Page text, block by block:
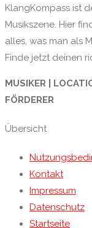
KlangKompass ist
Musikszene. Hier
alles, was man als
Finde jetzt deinen
MUSIKER |
FÖRDERER
Übersicht
Kontakt
Impressum
Datenschutz
Startseite